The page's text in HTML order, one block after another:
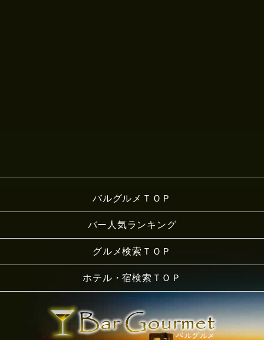
バルグルメＴＯＰ
バー人気ランキング
グルメ検索ＴＯＰ
ホテル・宿検索ＴＯＰ